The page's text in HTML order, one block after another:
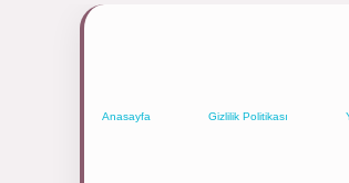
Anasayfa Gizlilik Politikası